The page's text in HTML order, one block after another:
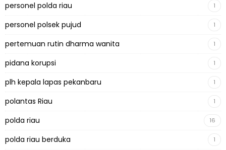
personel polda riau 1
personel polsek pujud 1
pertemuan rutin dharma wanita 1
pidana korupsi 1
plh kepala lapas pekanbaru 1
polantas Riau 1
polda riau 16
polda riau berduka 1